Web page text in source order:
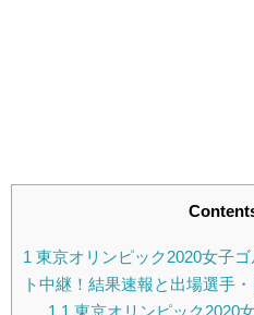
1 東京オリンピック2020女子
ト中継！結果速報と出場選手